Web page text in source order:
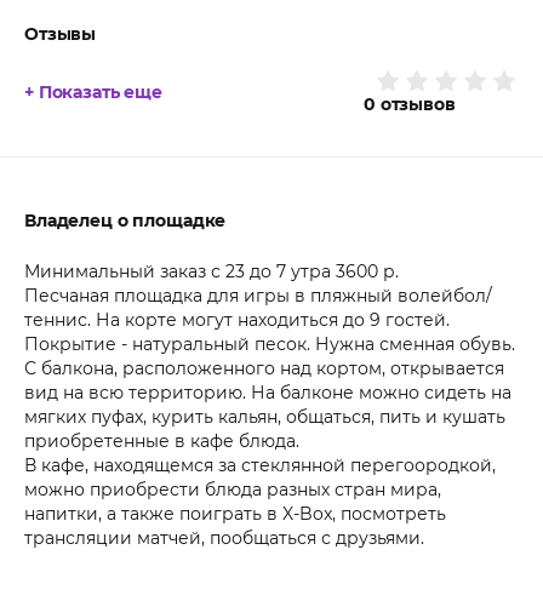
Отзывы
0 отзывов
+ Показать еще
Владелец о площадке
Минимальный заказ с 23 до 7 утра 3600 р.
Песчаная площадка для игры в пляжный волейбол/
теннис. На корте могут находиться до 9 гостей.
Покрытие - натуральный песок. Нужна сменная обувь.
С балкона, расположенного над кортом, открывается
вид на всю территорию. На балконе можно сидеть на
мягких пуфах, курить кальян, общаться, пить и кушать
приобретенные в кафе блюда.
В кафе, находящемся за стеклянной перегоородкой,
можно приобрести блюда разных стран мира,
напитки, а также поиграть в X-Box, посмотреть
трансляции матчей, пообщаться с друзьями.